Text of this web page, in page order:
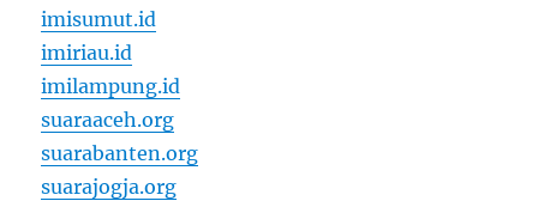
imisumut.id
imiriau.id
imilampung.id
suaraaceh.org
suarabanten.org
suarajogja.org